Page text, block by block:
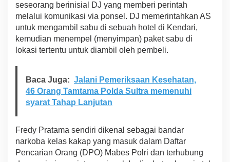
seseorang berinisial DJ yang memberi perintah
melalui komunikasi via ponsel. DJ memerintahkan AS
untuk mengambil sabu di sebuah hotel di Kendari,
kemudian menempel (menyimpan) paket sabu di
lokasi tertentu untuk diambil oleh pembeli.
Baca Juga: Jalani Pemeriksaan Kesehatan,
46 Orang Tamtama Polda Sultra memenuhi
syarat Tahap Lanjutan
Fredy Pratama sendiri dikenal sebagai bandar
narkoba kelas kakap yang masuk dalam Daftar
Pencarian Orang (DPO) Mabes Polri dan terhubung